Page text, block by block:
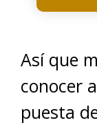
Así que
conocer
puesta